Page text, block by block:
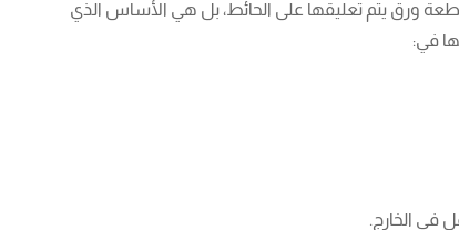
ورق يتم تعليقها على الحائط، بل هي الأساس الذي
في:
في الخارج.